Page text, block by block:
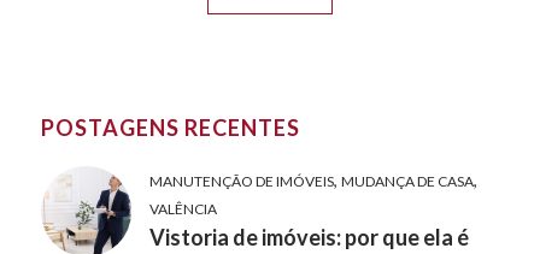
POSTAGENS RECENTES
MANUTENÇÃO DE IMÓVEIS, MUDANÇA DE CASA,
VALÊNCIA
Vistoria de imóveis: por que ela é